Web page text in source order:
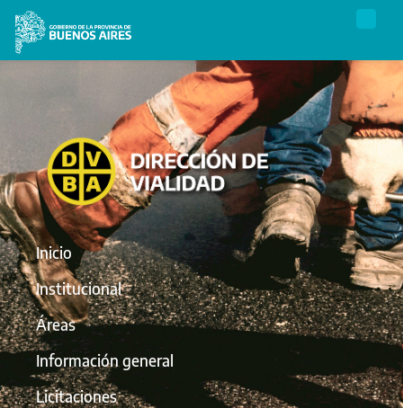
Inicio
Institucional
Áreas
Información general
Licitaciones